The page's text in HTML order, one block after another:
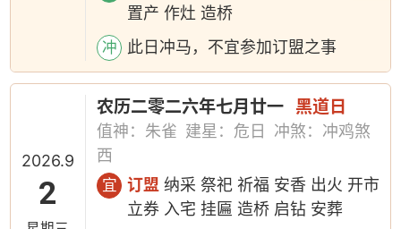
置产 作灶 造桥
冲 此日冲马，不宜参加订盟之事
2026.9
2
农历二零二六年七月廿一 黑道日
值神：朱雀 建星：危日
冲煞：冲鸡煞
西
宜 订盟 纳采 祭祀 祈福 安香 出火 开市
立券 入宅 挂匾 造桥 启钻 安葬